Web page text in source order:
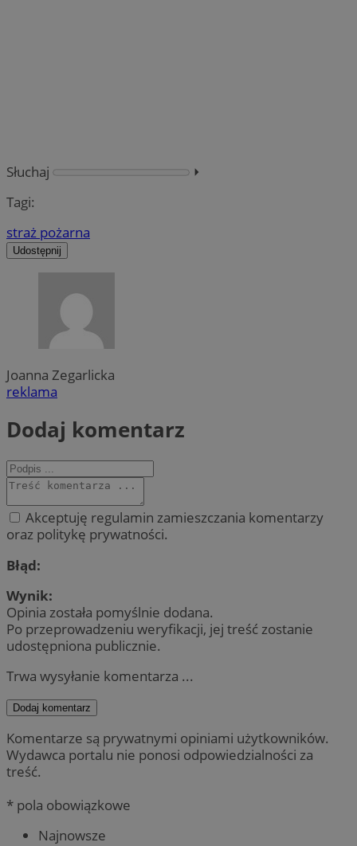
Słuchaj
⏵︎
Tagi:
straż pożarna
Udostępnij
Joanna Zegarlicka
reklama
Dodaj komentarz
Akceptuję regulamin zamieszczania komentarzy
oraz politykę prywatności.
Błąd:
Wynik:
Opinia została pomyślnie dodana.
Po przeprowadzeniu weryfikacji, jej treść zostanie
udostępniona publicznie.
Trwa wysyłanie komentarza ...
Dodaj komentarz
Komentarze są prywatnymi opiniami użytkowników.
Wydawca portalu nie ponosi odpowiedzialności za
treść.
* pola obowiązkowe
Najnowsze